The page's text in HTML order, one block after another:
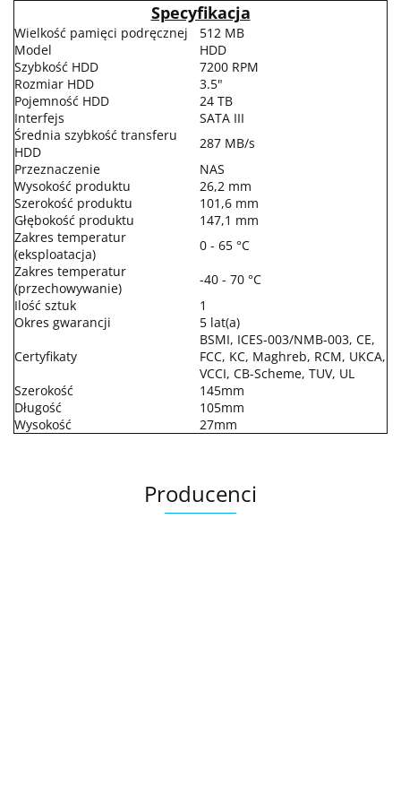
Specyfikacja
Wielkość pamięci podręcznej
512 MB
Model
HDD
Szybkość HDD
7200 RPM
Rozmiar HDD
3.5"
Pojemność HDD
24 TB
Interfejs
SATA III
Średnia szybkość transferu
HDD
287 MB/s
Przeznaczenie
NAS
Wysokość produktu
26,2 mm
Szerokość produktu
101,6 mm
Głębokość produktu
147,1 mm
Zakres temperatur
(eksploatacja)
0 - 65 °C
Zakres temperatur
(przechowywanie)
-40 - 70 °C
Ilość sztuk
1
Okres gwarancji
5 lat(a)
Certyfikaty
BSMI, ICES-003/NMB-003, CE,
FCC, KC, Maghreb, RCM, UKCA,
VCCI, CB-Scheme, TUV, UL
Szerokość
145mm
Długość
105mm
Wysokość
27mm
Producenci